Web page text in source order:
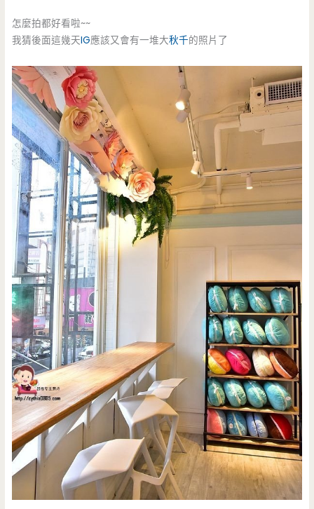
怎麼拍都好看啦~~
我猜後面這幾天IG應該又會有一堆大秋千的照片了